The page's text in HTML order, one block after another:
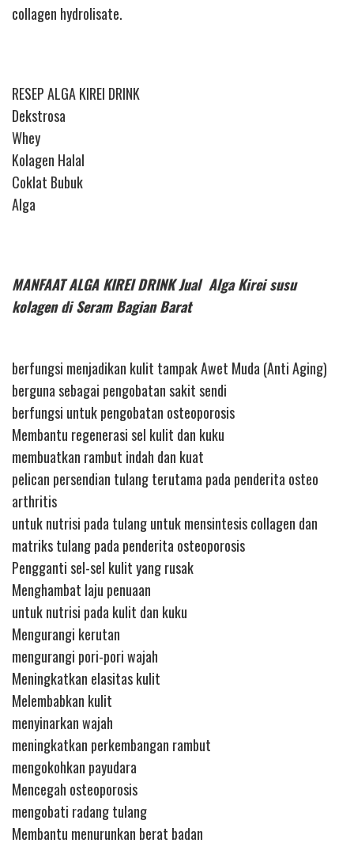
collagen hydrolisate.
RESEP ALGA KIREI DRINK
Dekstrosa
Whey
Kolagen Halal
Coklat Bubuk
Alga
MANFAAT ALGA KIREI DRINK Jual Alga Kirei susu
kolagen di Seram Bagian Barat
berfungsi menjadikan kulit tampak Awet Muda (Anti Aging)
berguna sebagai pengobatan sakit sendi
berfungsi untuk pengobatan osteoporosis
Membantu regenerasi sel kulit dan kuku
membuatkan rambut indah dan kuat
pelican persendian tulang terutama pada penderita osteo
arthritis
untuk nutrisi pada tulang untuk mensintesis collagen dan
matriks tulang pada penderita osteoporosis
Pengganti sel-sel kulit yang rusak
Menghambat laju penuaan
untuk nutrisi pada kulit dan kuku
Mengurangi kerutan
mengurangi pori-pori wajah
Meningkatkan elasitas kulit
Melembabkan kulit
menyinarkan wajah
meningkatkan perkembangan rambut
mengokohkan payudara
Mencegah osteoporosis
mengobati radang tulang
Membantu menurunkan berat badan